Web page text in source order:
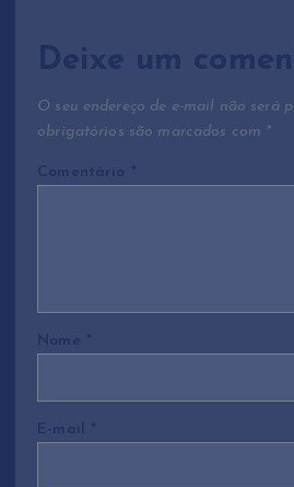
o
d
s
t
Deixe um
O seu endereço de e-mail não será
obrigatórios são marcados com *
Comentário *
Nome *
E-mail *